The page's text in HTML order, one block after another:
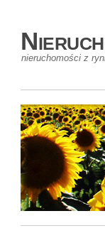
nieruchomości z